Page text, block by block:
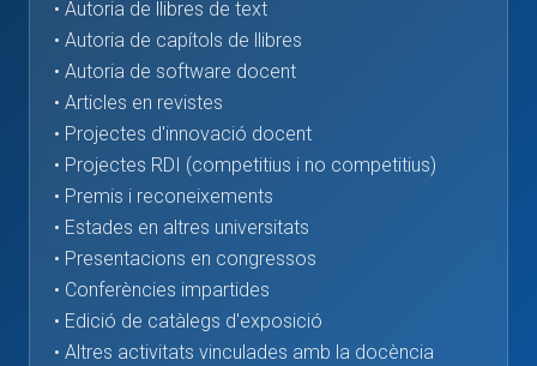
• Autoria de llibres de text
• Autoria de capítols de llibres
• Autoria de software docent
• Articles en revistes
• Projectes d'innovació docent
• Projectes RDI (competitius i no competitius)
• Premis i reconeixements
• Estades en altres universitats
• Presentacions en congressos
• Conferències impartides
• Edició de catàlegs d'exposició
• Altres activitats vinculades amb la docència